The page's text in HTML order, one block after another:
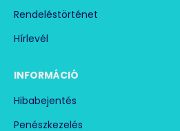
Rendeléstörténet
Hírlevél
INFORMÁCIÓ
Hibabejentés
Penészkezelés